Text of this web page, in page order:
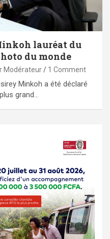
lauréat du
du monde
Modérateur 1 Comment
Minkoh a été déclaré
grand…